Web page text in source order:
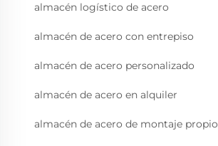
almacén logístico de acero
almacén de acero con entrepiso
almacén de acero personalizado
almacén de acero en alquiler
almacén de acero de montaje propio